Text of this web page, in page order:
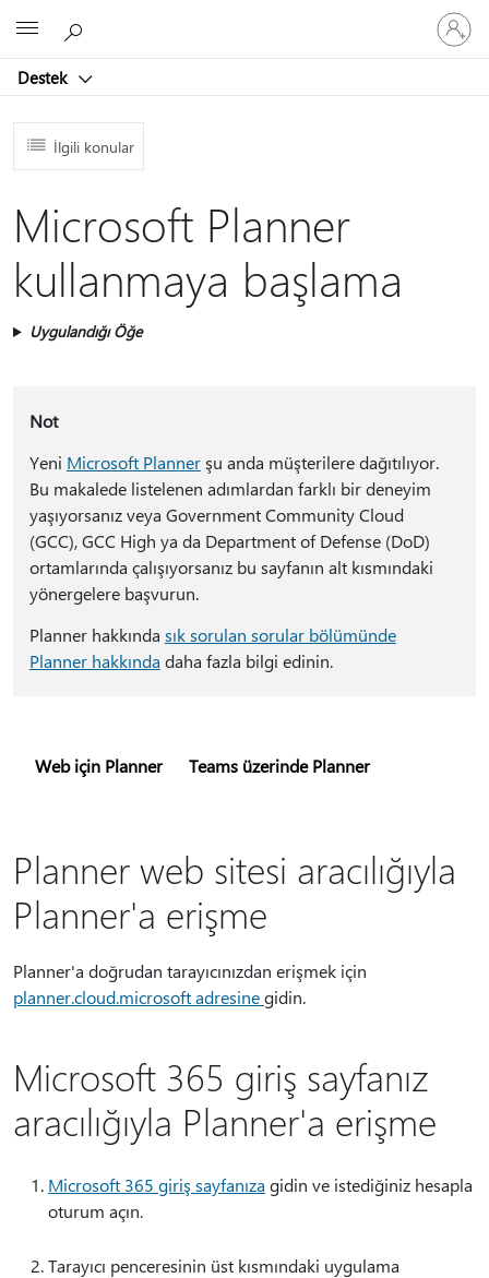
Destek
oturum
açın
İlgili konular
Microsoft Planner
kullanmaya başlama
Uygulandığı Öğe
Not
Yeni Microsoft Plannerşu anda müşterilere dağıtılıyor.
Bu makalede listelenen adımlardan farklı bir deneyim
yaşıyorsanız veya Government Community Cloud
(GCC), GCC High ya da Department of Defense (DoD)
ortamlarında çalışıyorsanız bu sayfanın alt kısmındaki
yönergelere başvurun.
Planner hakkında sık sorulan sorular bölümünde
Planner hakkında daha fazla bilgi edinin.
Web için Planner Teams üzerinde Planner
Planner web sitesi aracılığıyla
Planner'a erişme
Planner'a doğrudan tarayıcınızdan erişmek için
planner.cloud.microsoft adresinegidin.
Microsoft 365 giriş sayfanız
aracılığıyla Planner'a erişme
Microsoft 365 giriş sayfanıza gidin ve istediğiniz hesapla
oturum açın.
Tarayıcı penceresinin üst kısmındaki uygulama